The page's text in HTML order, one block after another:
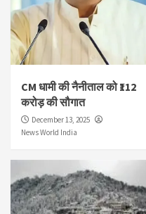
CM धामी की नैनीताल को ₹112
करोड़ की सौगात
December 13, 2025
News World India